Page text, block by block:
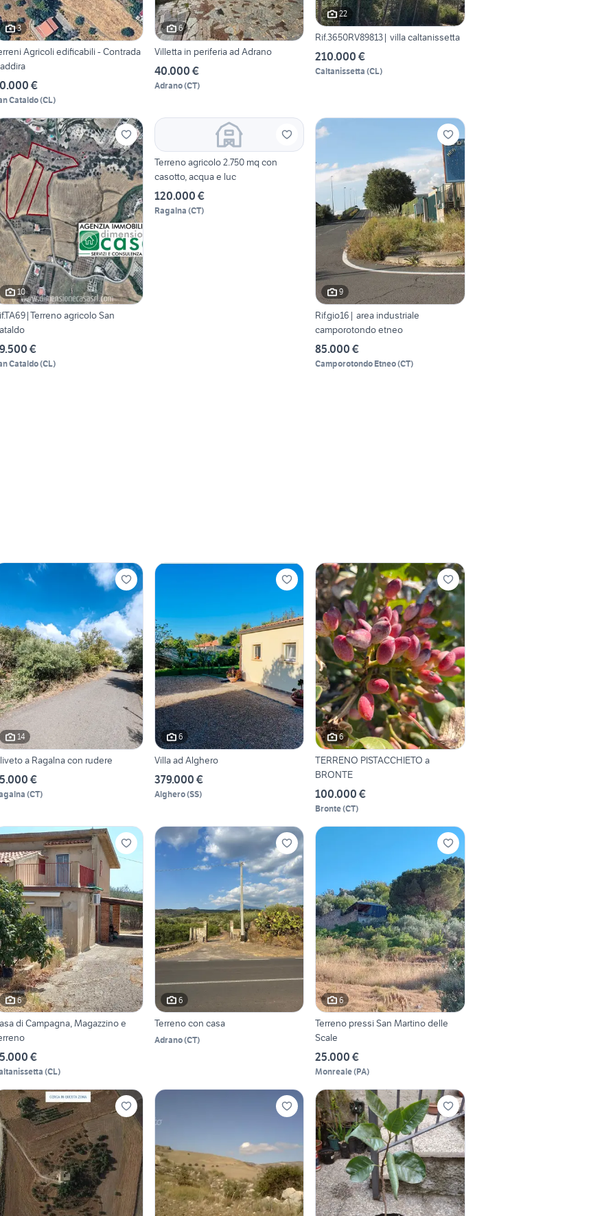
3
Agricoli edificabili - Contrada
€
Cataldo(CL)
6
Villetta in periferia ad Adrano
40.000 €
Adrano(CT)
22
Rif.3650RV89813| villa caltanissetta
210.000 €
Caltanissetta (CL)
10
agricolo San
€
Cataldo(CL)
Terreno agricolo 2.750 mq con
casotto, acqua e luc
120.000 €
Ragalna (CT)
9
Rif.gio16| area industriale
camporotondo etneo
85.000 €
Camporotondo Etneo(CT)
14
a Ragalna con rudere
€
(CT)
6
Villa ad Alghero
379.000 €
Alghero(SS)
6
TERRENO PISTACCHIETO a
BRONTE
100.000 €
Bronte(CT)
6
di Campagna, Magazzino e
€
(CL)
6
Terreno con casa
Adrano(CT)
6
Terreno pressi San Martino delle
Scale
25.000 €
Monreale(PA)